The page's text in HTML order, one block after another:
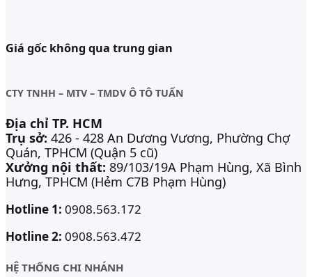
Giá gốc không qua trung gian
CTY TNHH – MTV – TMDV Ô TÔ TUẤN
Địa chỉ TP. HCM
Trụ sở: 426 - 428 An Dương Vương, Phường Chợ
Quán, TPHCM (Quận 5 cũ)
Xưởng nội thất: 89/103/19A Phạm Hùng, Xã Bình
Hưng, TPHCM (Hẻm C7B Phạm Hùng)
Hotline 1: 0908.563.172
Hotline 2: 0908.563.472
HỆ THỐNG CHI NHÁNH